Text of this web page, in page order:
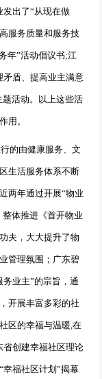
出了“从现在做
服务质量和服务技
年”活动倡议书;江
矛盾、提高业主满意
题活动。以上这些活
用。
的由健康服务、文
生活服务体系不断
两年通过开展“物业
整体推进《首开物业
夫，大大提升了物
管理氛围；广东碧
务业主”的宗旨，通
开展丰富多彩的社
区的幸福与温暖,在
省创建幸福社区理论
“幸福社区计划 ”揭幕